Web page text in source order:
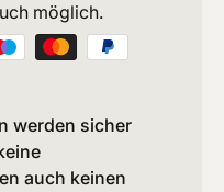
möglich.
werden sicher
auch keinen